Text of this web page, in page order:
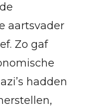
aartsvader
Zo gaf
hadden